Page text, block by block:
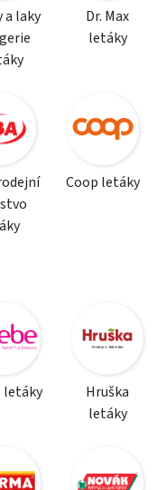
a laky
Dr. Max
letáky
Coop letáky
letáky
Hruška
letáky